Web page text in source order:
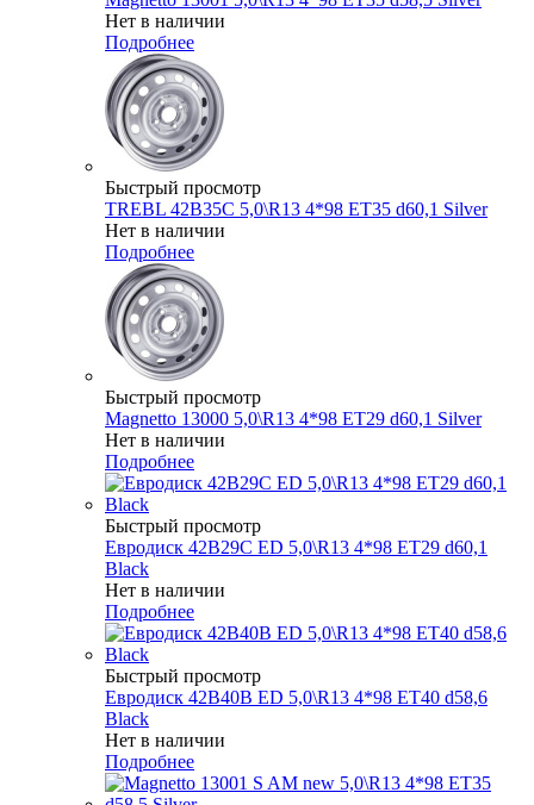
Нет в наличии
Подробнее
Быстрый просмотр
TREBL 42B35C 5,0\R13 4*98 ET35 d60,1 Silver
Нет в наличии
Подробнее
Быстрый просмотр
Magnetto 13000 5,0\R13 4*98 ET29 d60,1 Silver
Нет в наличии
Подробнее
Быстрый просмотр
Евродиск 42B29C ED 5,0\R13 4*98 ET29 d60,1
Black
Нет в наличии
Подробнее
Быстрый просмотр
Евродиск 42B40B ED 5,0\R13 4*98 ET40 d58,6
Black
Нет в наличии
Подробнее